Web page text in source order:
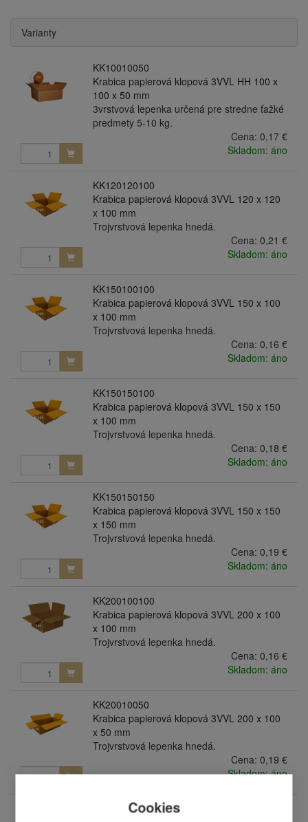
Varianty
KK10010050
Krabica papierová klopová 3VVL HH 100 x
100 x 50 mm
3vrstvová lepenka určená pre stredne ťažké
predmety 5-10 kg.
Cena: 0,17 €
Skladom: áno
KK120120100
Krabica papierová klopová 3VVL 120 x 120
x 100 mm
Trojvrstvová lepenka hnedá.
Cena: 0,21 €
Skladom: áno
KK150100100
Krabica papierová klopová 3VVL 150 x 100
x 100 mm
Trojvrstvová lepenka hnedá.
Cena: 0,16 €
Skladom: áno
KK150150100
Krabica papierová klopová 3VVL 150 x 150
x 100 mm
Trojvrstvová lepenka hnedá.
Cena: 0,18 €
Skladom: áno
KK150150150
Krabica papierová klopová 3VVL 150 x 150
x 150 mm
Trojvrstvová lepenka hnedá.
Cena: 0,19 €
Skladom: áno
KK200100100
Krabica papierová klopová 3VVL 200 x 100
x 100 mm
Trojvrstvová lepenka hnedá.
Cena: 0,16 €
Skladom: áno
KK20010050
Krabica papierová klopová 3VVL 200 x 100
x 50 mm
Trojvrstvová lepenka hnedá.
Cena: 0,19 €
Skladom: áno
KK200150100Cookies